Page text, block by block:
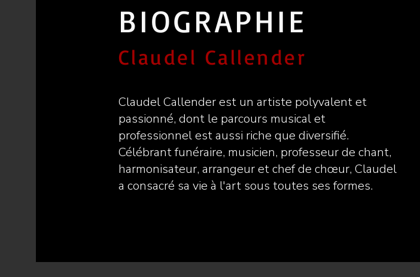
BIOGRAPHIE
Claudel Callender
Claudel Callender est un artiste polyvalent et
passionné, dont le parcours musical et
professionnel est aussi riche que diversifié.
Célébrant funéraire, musicien, professeur de chant,
harmonisateur, arrangeur et chef de chœur, Claudel
a consacré sa vie à l'art sous toutes ses formes.